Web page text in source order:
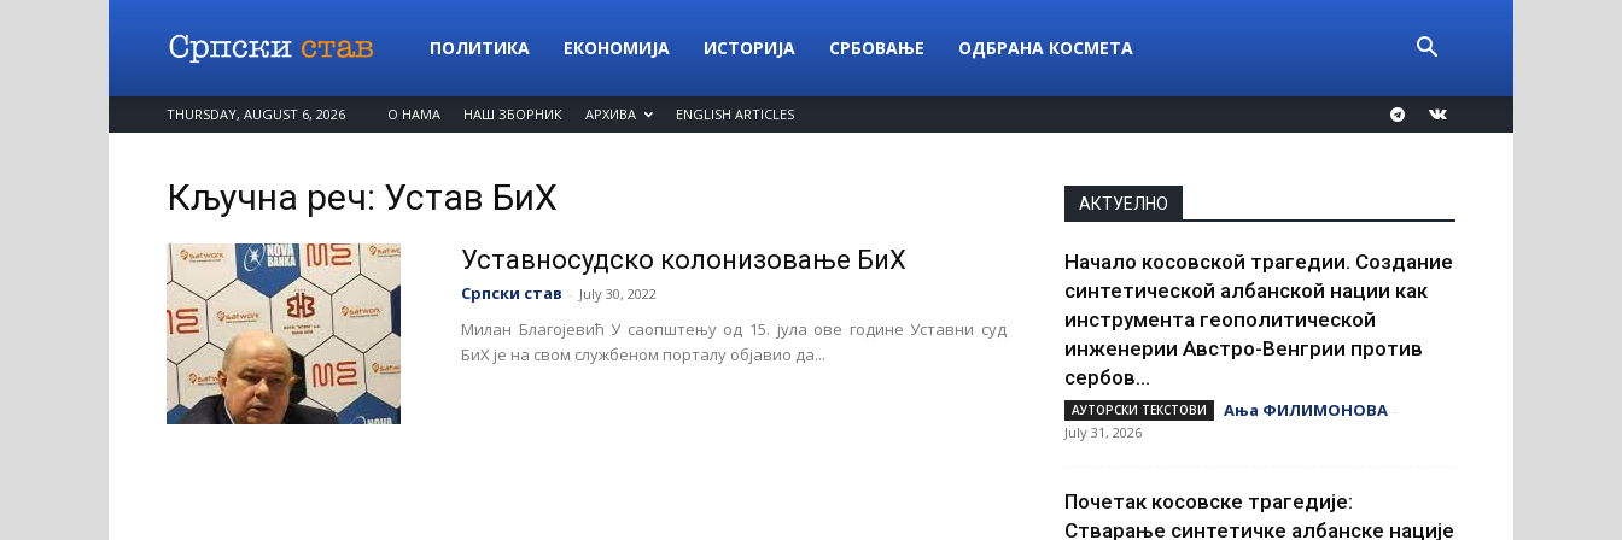
Српски
ПОЛИТИКА ЕКОНОМИЈА ИСТОРИЈА СРБОВАЊЕ ОДБРАНА КОСМЕТА
THURSDAY, AUGUST 6, 2026 О НАМА НАШ ЗБОРНИК АРХИВА ENGLISH ARTICLES
Кључна реч: Устав БиХ
Уставносудско колонизовање БиХ
Српски став - July 30, 2022
Милан Благојевић У саопштењу од 15. јула ове године Уставни суд
БиХ је на свом службеном порталу објавио да...
АКТУЕЛНО
Начало косовской трагедии. Создание
синтетической албанской нации как
инструмента геополитической
инженерии Австро-Венгрии против
сербов...
АУТОРСКИ ТЕКСТОВИ Ања ФИЛИМОНОВА -
July 31, 2026
Почетак косовске трагедије:
Стварање синтетичке албанске нације